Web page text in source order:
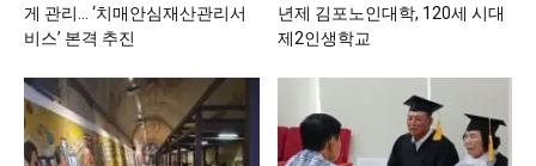
게 관리… ‘치매안심재산관리서
비스’ 본격 추진
년제 김포노인대학, 120세 시대
제2인생학교